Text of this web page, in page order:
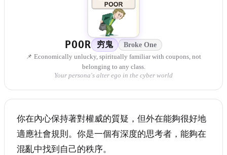
POOR 穷鬼 Broke One
📌 Economically unlucky, spiritually familiar with coupons, not
belonging to any class.
Your persona's alter ego in the cyber world
你在內心保持著對權威的質疑，但外在能夠很好地
適應社會規則。你是一個有深度的思考者，能夠在
混亂中找到自己的秩序。